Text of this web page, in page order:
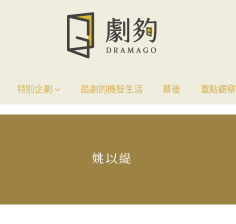
特別企劃 追劇的機智生活 幕後 重點觀察
姚以緹